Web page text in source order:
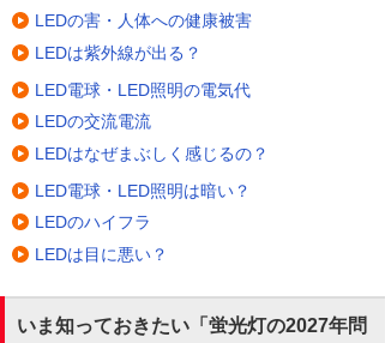
LEDの害・人体への健康被害
LEDは紫外線が出る？
LED電球・LED照明の電気代
LEDの交流電流
LEDはなぜまぶしく感じるの？
LED電球・LED照明は暗い？
LEDのハイフラ
LEDは目に悪い？
いま知っておきたい「蛍光灯の2027年問